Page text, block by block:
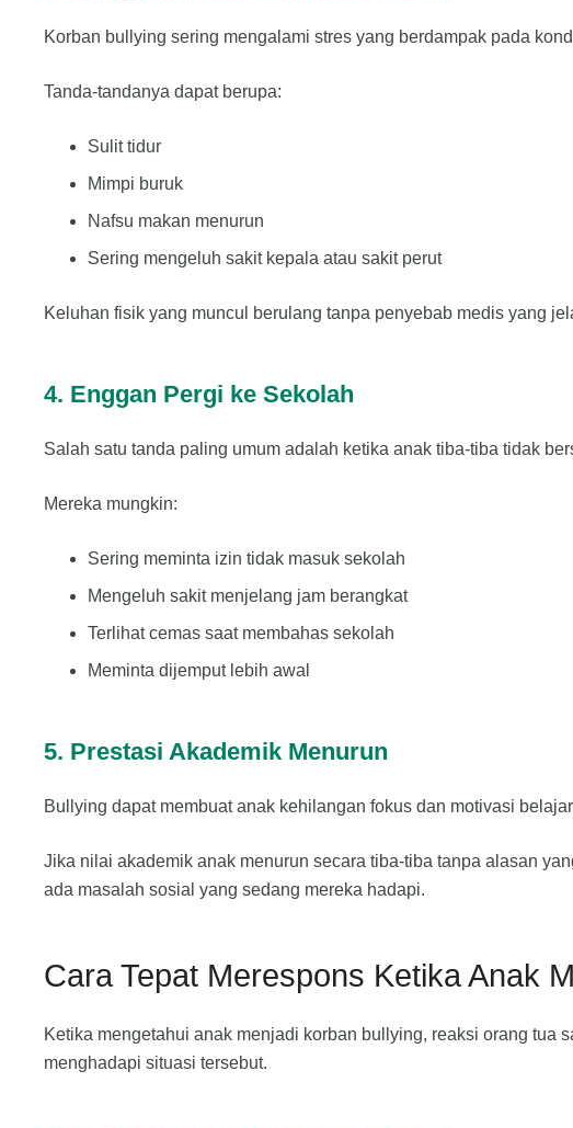
Korban bullying sering mengalami stres yang berdampak pada
Tanda-tandanya dapat berupa:
Sulit tidur
Mimpi buruk
Nafsu makan menurun
Sering mengeluh sakit kepala atau sakit perut
Keluhan fisik yang muncul berulang tanpa penyebab medis yang
4. Enggan Pergi ke Sekolah
Salah satu tanda paling umum adalah ketika anak tiba-tiba tidak
Mereka mungkin:
Sering meminta izin tidak masuk sekolah
Mengeluh sakit menjelang jam berangkat
Terlihat cemas saat membahas sekolah
Meminta dijemput lebih awal
5. Prestasi Akademik Menurun
Bullying dapat membuat anak kehilangan fokus dan motivasi
Jika nilai akademik anak menurun secara tiba-tiba tanpa alasan
ada masalah sosial yang sedang mereka hadapi.
Cara Tepat Merespons Ketika Anak
Ketika mengetahui anak menjadi korban bullying, reaksi orang tua
menghadapi situasi tersebut.